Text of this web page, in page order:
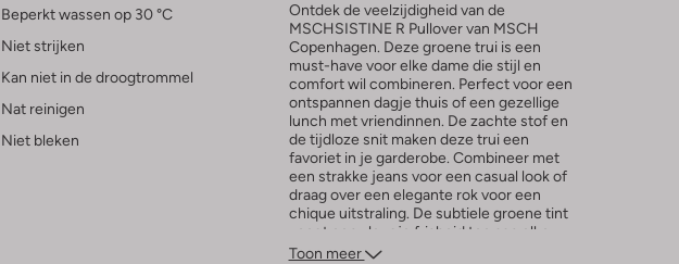
Beperkt wassen op 30 °C
Niet strijken
Kan niet in de droogtrommel
Nat reinigen
Niet bleken
Ontdek de veelzijdigheid van de
MSCHSISTINE R Pullover van MSCH
Copenhagen. Deze groene trui is een
must-have voor elke dame die stijl en
comfort wil combineren. Perfect voor een
ontspannen dagje thuis of een gezellige
lunch met vriendinnen. De zachte stof en
de tijdloze snit maken deze trui een
favoriet in je garderobe. Combineer met
een strakke jeans voor een casual look of
draag over een elegante rok voor een
chique uitstraling. De subtiele groene tint
voegt een vleugje frisheid toe aan elke
outfit. Voeg deze veelzijdige trui toe aan je
Toon meer